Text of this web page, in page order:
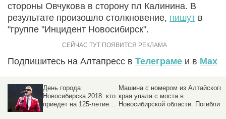
стороны Овчукова в сторону пл Калинина. В
результате произошло столкновение, пишут в
"группе "Инцидент Новосибирск".
Подпишитесь на Алтапресс в Телеграме и в Max
Машина с номером из Алтайского
края упала с моста в
Новосибирской области. Погибли
четверо
Мэр Новосибирска отказался от
участия в губернаторских выборах